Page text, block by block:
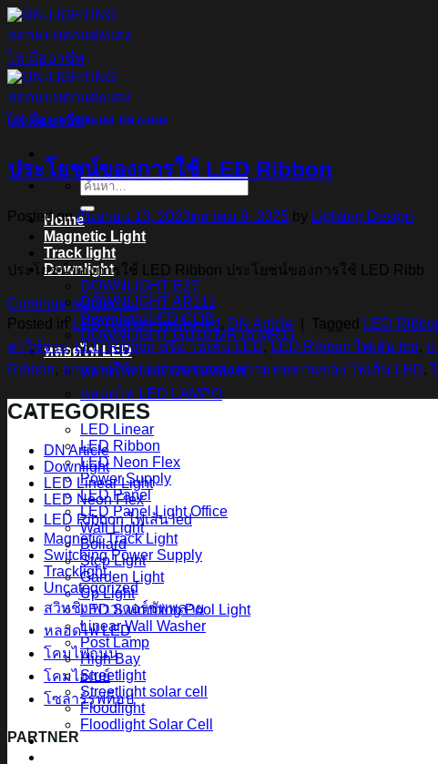
ข้าม
ไป
ยัง
เนื้อหา
ค้นหา:
Home
Magnetic Light
Track light
Downlight
DOWNLIGHT E27
DOWNLIGHT AR111
Downlight LED COB
DOWNLIGHT GU10 MR16 MR11
หลอดไฟ LED
หลอดไฟ LED MEGAMAN
หลอดไฟ LED LAMPO
สินค้า Lighting
LED Linear
LED Ribbon
LED Neon Flex
Power Supply
LED Panel
LED Panel Light Office
Wall Light
Bollard
Step Light
Garden Light
Up Light
LED Swimming Pool Light
Linear Wall Washer
Post Lamp
High Bay
Streetlight
Streetlight solar cell
Floodlight
Floodlight Solar Cell
ผลงาน
LED Ribbon ไฟเส้น led DN Article
ประโยชน์ของการใช้ LED Ribbon
Posted onกันยายน 13, 2023ตุลาคม 9, 2025 by Lighting Design
ประโยชน์ของการใช้ LED Ribbon ประโยชน์ของการใช้ LED Ribb
Continue reading→
Posted in LED Ribbon ไฟเส้น led , DN Article Tagged LED
ค่าใช้จ่าย,LED Ribbon หรือ ไฟเส้น LED,LED Ribbon ไฟเส้น led , ก
Ribbon, อายุการใช้งานยาวนานและความทนทานของ ไฟเส้น LED,
CATEGORIES
DN Article
Downlight
LED Linear Light
LED Neon Flex
LED Ribbon ไฟเส้น led
Magnetic Track Light
Switching Power Supply
Tracklight
Uncategorized
สวิทชิ่ง พาวเวอร์ซัพพลาย
หลอดไฟ LED
โคมไฟถนน
โคมไฮเบย์
โซลาร์รูฟท็อป
PARTNER